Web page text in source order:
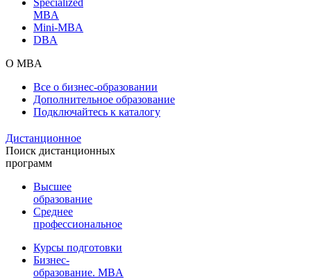
MBA
Mini-MBA
DBA
О MBA
Все о бизнес-образовании
Дополнительное образование
Подключайтесь к каталогу
Дистанционное
Поиск дистанционных
программ
Высшее
образование
Среднее
профессиональное
Курсы подготовки
Бизнес-
образование. MBA